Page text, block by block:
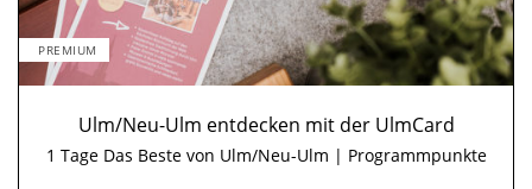
PREMIUM
Ulm/Neu-Ulm entdecken mit der UlmCard
1 Tage Das Beste von Ulm/Neu-Ulm | Programmpunkte